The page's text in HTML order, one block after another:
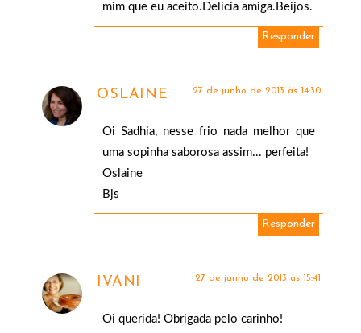
mim que eu aceito.Delicia amiga.Beijos.
Responder
OSLAINE 27 de junho de 2013 às 14:30
Oi Sadhia, nesse frio nada melhor que
uma sopinha saborosa assim... perfeita!
Oslaine
Bjs
Responder
IVANI 27 de junho de 2013 às 15:41
Oi querida! Obrigada pelo carinho!